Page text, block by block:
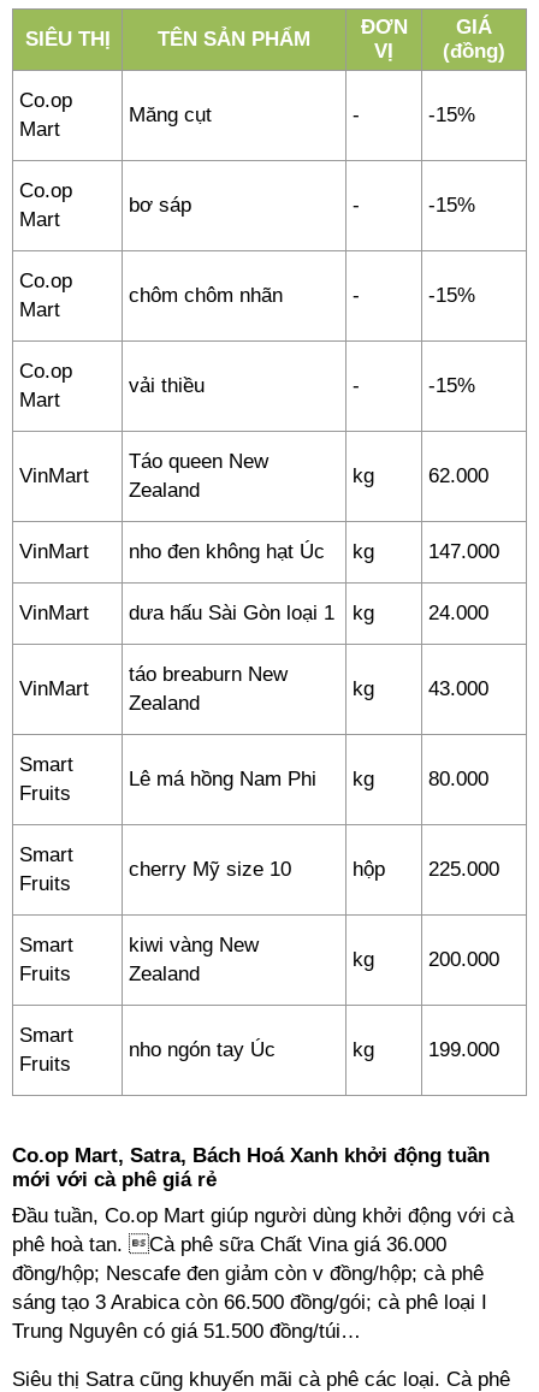
SIÊU THỊ TÊN SẢN PHẨM
ĐƠN
VỊ
GIÁ
(đồng)
Co.op
Mart
Măng cụt - -15%
Co.op
Mart
bơ sáp - -15%
Co.op
Mart
chôm chôm nhãn - -15%
Co.op
Mart
vải thiều - -15%
VinMart
Táo queen New
Zealand
kg 62.000
VinMart nho đen không hạt Úc kg 147.000
VinMart dưa hấu Sài Gòn loại 1 kg 24.000
VinMart
táo breaburn New
Zealand
kg 43.000
Smart
Fruits
Lê má hồng Nam Phi kg 80.000
Smart
Fruits
cherry Mỹ size 10 hộp 225.000
Smart
Fruits
kiwi vàng New
Zealand
kg 200.000
Smart
Fruits
nho ngón tay Úc kg 199.000
Co.op Mart, Satra, Bách Hoá Xanh khởi động tuần
mới với cà phê giá rẻ
Đầu tuần, Co.op Mart giúp người dùng khởi động với cà
phê hoà tan. Cà phê sữa Chất Vina giá 36.000
đồng/hộp; Nescafe đen giảm còn v đồng/hộp; cà phê
sáng tạo 3 Arabica còn 66.500 đồng/gói; cà phê loại I
Trung Nguyên có giá 51.500 đồng/túi…
Siêu thị Satra cũng khuyến mãi cà phê các loại. Cà phê